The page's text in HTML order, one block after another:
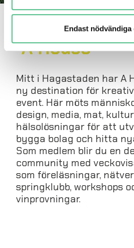
Endast nödvändiga
Kreativ
A House
Mitt i Hagastaden har A
ny destination för
event. Här möts
design, media, mat,
hälsolösningar för att
bygga bolag och hitta
Som medlem blir du en
community med
som föreläsningar,
springklubb, workshops
vinprovningar.